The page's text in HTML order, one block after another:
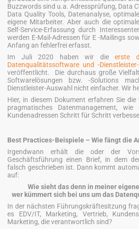
Buzzwords sind u.a. Adressprüfung, Data
Data Quality Tools, Datenanalyse,
eigene Mitarbeiter. Aber auch die
Self-Service-Erfassung durch
werden E-Mail-Adressen für E -Mailings
Anfang an fehlerfrei erfasst.
Im Juli 2020 haben wir dieerste
Datenqualitätssoftware und -
veröffentlicht. Die durchaus große
Softwarelösungen bzw. -Solutions
Dienstleister-Auswahl nicht einfacher. Wir
Hier, in diesem Dokument erfahren Sie
pragmatisches Datenmanagement,
Kundenadressen Schritt für Schritt
Best Practices-Beispiele – Wie fängt die
Irgendwann erhält die oder der
Geschäftsführung einen Brief, in dem
falsch geschrieben ist. Dann kommt
auf:
Wie sieht das denn in meiner
wer kümmert sich bei uns um das
In der nächsten Führungskräftesitzung
es EDV/IT, Marketing, Vertrieb,
Marketing, die verantwortlich sind?